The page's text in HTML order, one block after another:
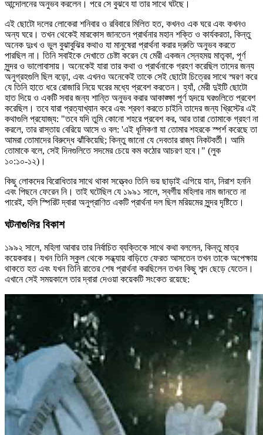
আন্দোলনের অনুভব করলেন। পরে সে বুঝবে যা তার সাথে ঘটছে।
এই ছোটো দলের লোকেরা শনিবার ও রবিবারে মিলিত হত, কখনও এক ঘরে এবং কখনও
অন্য ঘরে। তখন থেকেই মারকোস জানতেন প্রার্থনার মহান শক্তি ও কার্যকরতা, কিন্তু
অনেক দুঃখ ও ভুল বুঝাবুঝির কথাও যা মানুষেরা প্রার্থনা করার দ্রুতি অনুভব করতে
পারছিল না। তিনি সবাইকে দেখাতে চেষ্টা করেন যে মেরী একজন স্নেহময় মাতৃকা, পূর্ণ
সুন্দর ও ভালোবাসায়। অনেকেই যারা তার কথা ও প্রার্থনাকে গ্রহণ করেছিল তাদের জন্য
অনুগ্রহগুলি ছিল বড়ো, এবং এখনও অনেকেই তাকে সেই ছোটো চিত্রের সাথে স্মরণ করে
যে তিনি হাতে ধরে রোজারি নিয়ে ঘরের মধ্যে প্রবেশ করতেন। হ্যাঁ, মেরী দুইটি ছোটো
হাত দিয়ে ও একটি সবার জন্য শান্তি অনুভব করার আকাঙ্ক্ষা পূর্ণ হৃদয়ে ঘরগুলিতে প্রবেশ
করেছিল। তবে যারা প্রত্যাখ্যান করে এবং শ্রবণ করতে চাইনি তাদের জন্য খ্রিস্টের এই
কথাগুলি প্রযোজ্য: "তবে যদি তুমি কোনো শহরে প্রবেশ কর, আর তারা তোমাকে গ্রহণ না
করলে, তার রাস্তায় বেরিয়ে আসে ও বল: 'এই ধূলিকণা যা তোমার শহরকে স্পর্শ করেছে তা
আমরা তোমাদের বিরুদ্ধে ঝাঁকিয়েছি; কিন্তু জানো যে দেবতার রাজ্য নিকটবর্তী। আমি
তোমাকে বলে, সেই দিনগুলিতে সদমের চেয়ে কম কঠোর আচরণ হবে।" (লুক
১০:১০-১২)।
কিছু লোকদের বিরোধিতার সাথে থাকা সত্ত্বেও তিনি ভয় ছাড়াই এগিয়ে যান, নিরাশ হননি
এবং পিছনে ফেরেন নি। তাই ঘটেছিল যে ১৯৯১ সালে, স্বর্গীয় মহিলার নাম জানতে না
পারেই, হলি স্পিরিট দ্বারা অনুপ্রাণিত একটি প্রার্থনা দল ছিল মরিয়মের সুন্দর দৃষ্টিতে।
ঘটনাগুলির বিকাশ
১৯৯২ সালে, মহিলা আবার তার নির্বাচিত ব্যক্তিকে সাথে কথা বললেন, কিন্তু মাত্র
কয়েকবার। যখন তিনি স্কুল থেকে সন্ধ্যায় বাড়িতে ফেরত আসতেন তখন তাকে অপেক্ষায়
থাকতে হত এবং যখন তিনি রাতের শেষ প্রার্থনা করছিলেন তখন কিছু শব্দ ছেড়ে যেতেন।
এখানে সেই সময়কালে তার দ্বারা দেওয়া কয়েকটি সংকেত রয়েছে: